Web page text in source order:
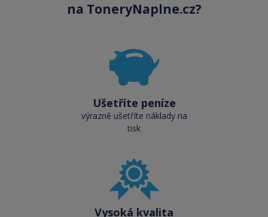
na ToneryNaplne.cz?
Ušetříte peníze
výrazně ušetříte náklady na
tisk
Vysoká kvalita